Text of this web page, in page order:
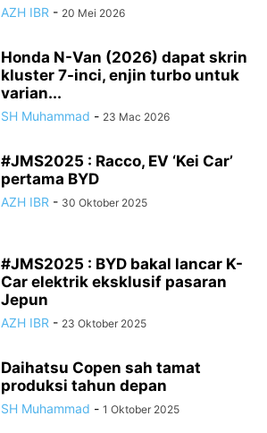
AZH IBR - 20 Mei 2026
Honda N-Van (2026) dapat skrin
kluster 7-inci, enjin turbo untuk
varian...
SH Muhammad - 23 Mac 2026
#JMS2025 : Racco, EV ‘Kei Car’
pertama BYD
AZH IBR - 30 Oktober 2025
#JMS2025 : BYD bakal lancar K-
Car elektrik eksklusif pasaran
Jepun
AZH IBR - 23 Oktober 2025
Daihatsu Copen sah tamat
produksi tahun depan
SH Muhammad - 1 Oktober 2025